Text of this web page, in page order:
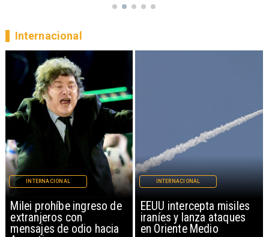
EEUU intercepta misiles
iraníes y lanza ataques
en Oriente Medio
INTERNACIONAL
Policía alemana abate a
sospechoso por ataque
'islamista' en Marcha del
INTERNACIONAL
Internacional